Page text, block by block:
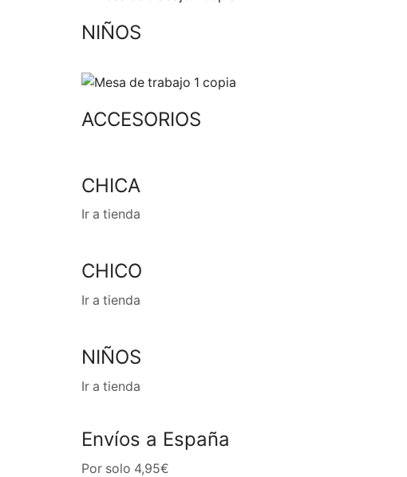
NIÑOS
ACCESORIOS
CHICA
Ir a tienda
CHICO
Ir a tienda
NIÑOS
Ir a tienda
Envíos a España
Por solo 4,95€